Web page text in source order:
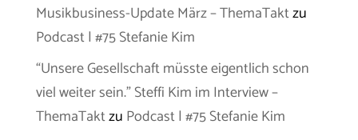
Musikbusiness-Update März – ThemaTaktzu
Podcast | #75 Stefanie Kim
“Unsere Gesellschaft müsste eigentlich schon
viel weiter sein.” Steffi Kim im Interview –
ThemaTaktzu Podcast | #75 Stefanie Kim